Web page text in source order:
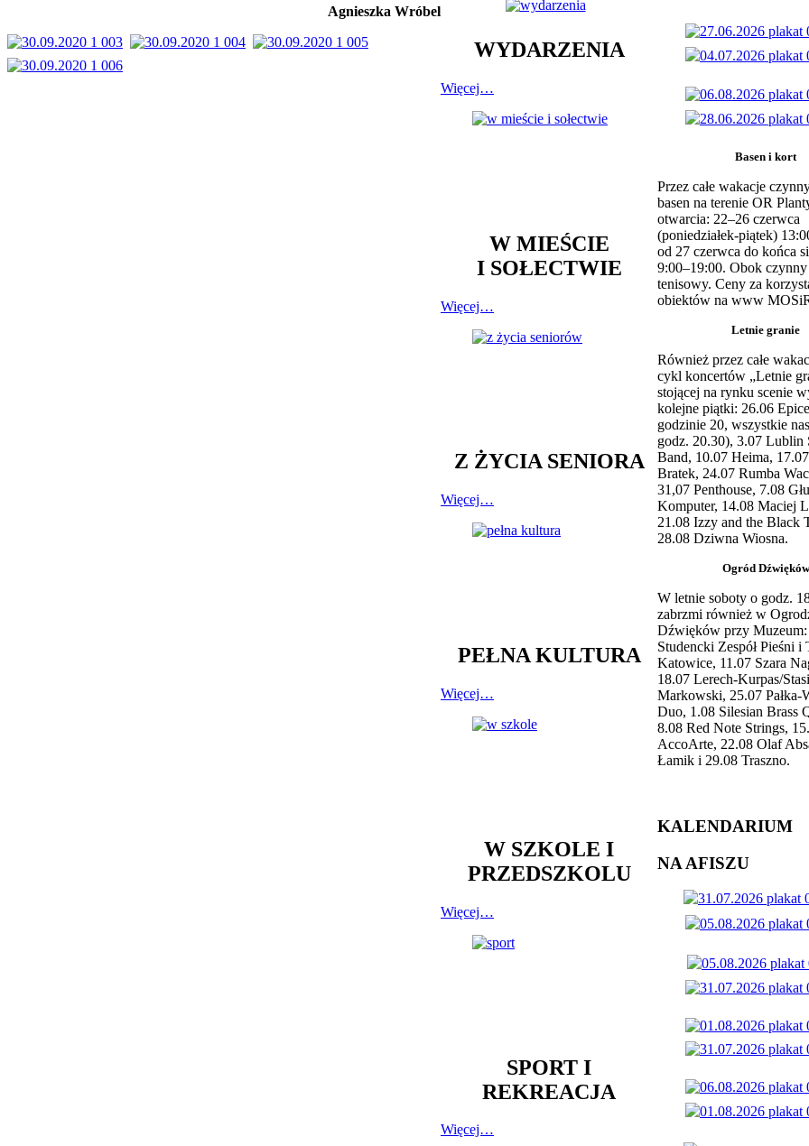
Agnieszka Wróbel
WYDARZENIA
Więcej…
W MIEŚCIE
I SOŁECTWIE
Więcej…
Z ŻYCIA SENIORA
Więcej…
PEŁNA KULTURA
Więcej…
W SZKOLE I
PRZEDSZKOLU
Więcej…
SPORT I
REKREACJA
Więcej…
Basen i kort
Przez całe wakacje
basen na terenie OR
otwarcia: 22–26 czerwca
(poniedziałek-piątek)
od 27 czerwca do końca
9:00–19:00. Obok
tenisowy. Ceny za
obiektów na www
Letnie granie
Również przez całe
cykl koncertów „Letnie
stojącej na rynku scenie
kolejne piątki: 26.06
godzinie 20, wszystkie
godz. 20.30), 3.07 Lublin
Band, 10.07 Heima,
Bratek, 24.07 Rumba
31,07 Penthouse, 7.08
Komputer, 14.08 Maciej
21.08 Izzy and the Black
28.08 Dziwna Wiosna.
Ogród Dźwięków
W letnie soboty o godz.
zabrzmi również w
Dźwięków przy
Studencki Zespół Pieśni i
Katowice, 11.07 Szara
18.07 Lerech-Kurpas/
Markowski, 25.07 Pałka-
Duo, 1.08 Silesian Brass
8.08 Red Note Strings,
AccoArte, 22.08 Olaf
Łamik i 29.08 Traszno.
KALENDARIUM
NA AFISZU